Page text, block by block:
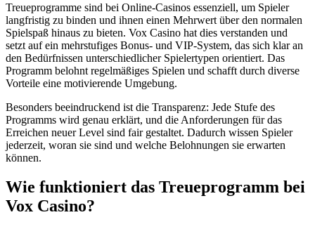
Treueprogramme sind bei Online-Casinos essenziell, um Spieler
langfristig zu binden und ihnen einen Mehrwert über den normalen
Spielspaß hinaus zu bieten. Vox Casino hat dies verstanden und
setzt auf ein mehrstufiges Bonus- und VIP-System, das sich klar an
den Bedürfnissen unterschiedlicher Spielertypen orientiert. Das
Programm belohnt regelmäßiges Spielen und schafft durch diverse
Vorteile eine motivierende Umgebung.
Besonders beeindruckend ist die Transparenz: Jede Stufe des
Programms wird genau erklärt, und die Anforderungen für das
Erreichen neuer Level sind fair gestaltet. Dadurch wissen Spieler
jederzeit, woran sie sind und welche Belohnungen sie erwarten
können.
Wie funktioniert das Treueprogramm bei
Vox Casino?